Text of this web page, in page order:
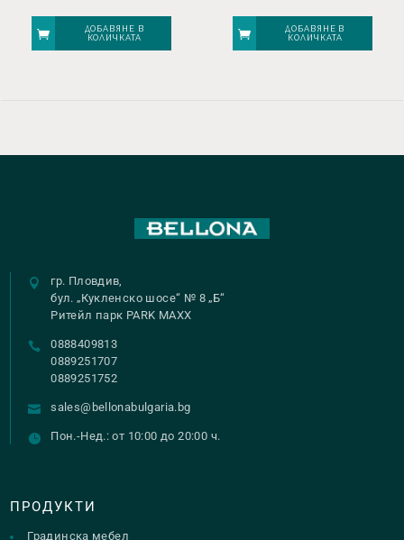
ДОБАВЯНЕ В
КОЛИЧКАТА
ДОБАВЯНЕ В
КОЛИЧКАТА
гр. Пловдив,
бул. „Кукленско шосе“ № 8 „Б“
Ритейл парк PARK MAXX
0888409813
0889251707
0889251752
sales@bellonabulgaria.bg
Пон.-Нед.: от 10:00 до 20:00 ч.
ПРОДУКТИ
Градинска мебел